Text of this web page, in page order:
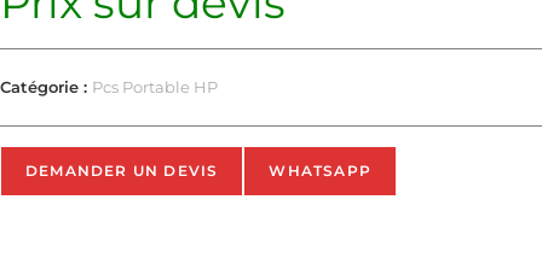
Catégorie : Pcs Portable HP
DEMANDER UN DEVIS WHATSAPP